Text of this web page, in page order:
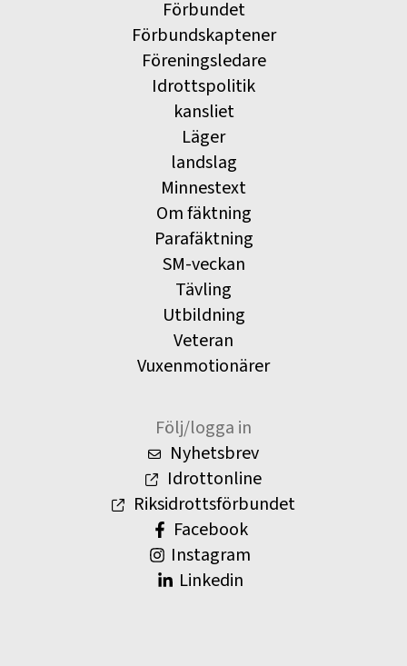
Förbundet
Förbundskaptener
Föreningsledare
Idrottspolitik
kansliet
Läger
landslag
Minnestext
Om fäktning
Parafäktning
SM-veckan
Tävling
Utbildning
Veteran
Vuxenmotionärer
Följ/logga in
Nyhetsbrev
Idrottonline
Riksidrottsförbundet
Facebook
Instagram
Linkedin